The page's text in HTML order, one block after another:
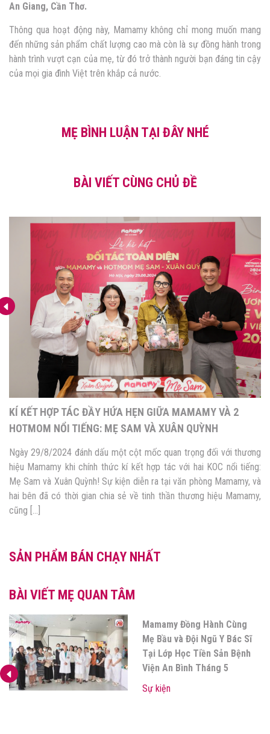
An Giang, Cần Thơ.
Thông qua hoạt động này, Mamamy không chỉ mong muốn mang
đến những sản phẩm chất lượng cao mà còn là sự đồng hành trong
hành trình vượt cạn của mẹ, từ đó trở thành người bạn đáng tin cậy
của mọi gia đình Việt trên khắp cả nước.
MẸ BÌNH LUẬN TẠI ĐÂY NHÉ
BÀI VIẾT CÙNG CHỦ ĐỀ
KÍ KẾT HỢP TÁC ĐẦY HỨA HẸN GIỮA MAMAMY VÀ 2
HOTMOM NỔI TIẾNG: MẸ SAM VÀ XUÂN QUỲNH
Ngày 29/8/2024 đánh dấu một cột mốc quan trọng đối với thương
hiệu Mamamy khi chính thức kí kết hợp tác với hai KOC nổi tiếng:
Mẹ Sam và Xuân Quỳnh! Sự kiện diễn ra tại văn phòng Mamamy, và
hai bên đã có thời gian chia sẻ về tinh thần thương hiệu Mamamy,
cũng […]
SẢN PHẨM BÁN CHẠY NHẤT
BÀI VIẾT MẸ QUAN TÂM
Mamamy Đồng Hành Cùng
Mẹ Bầu và Đội Ngũ Y Bác Sĩ
Tại Lớp Học Tiền Sản Bệnh
Viện An Bình Tháng 5
Sự kiện